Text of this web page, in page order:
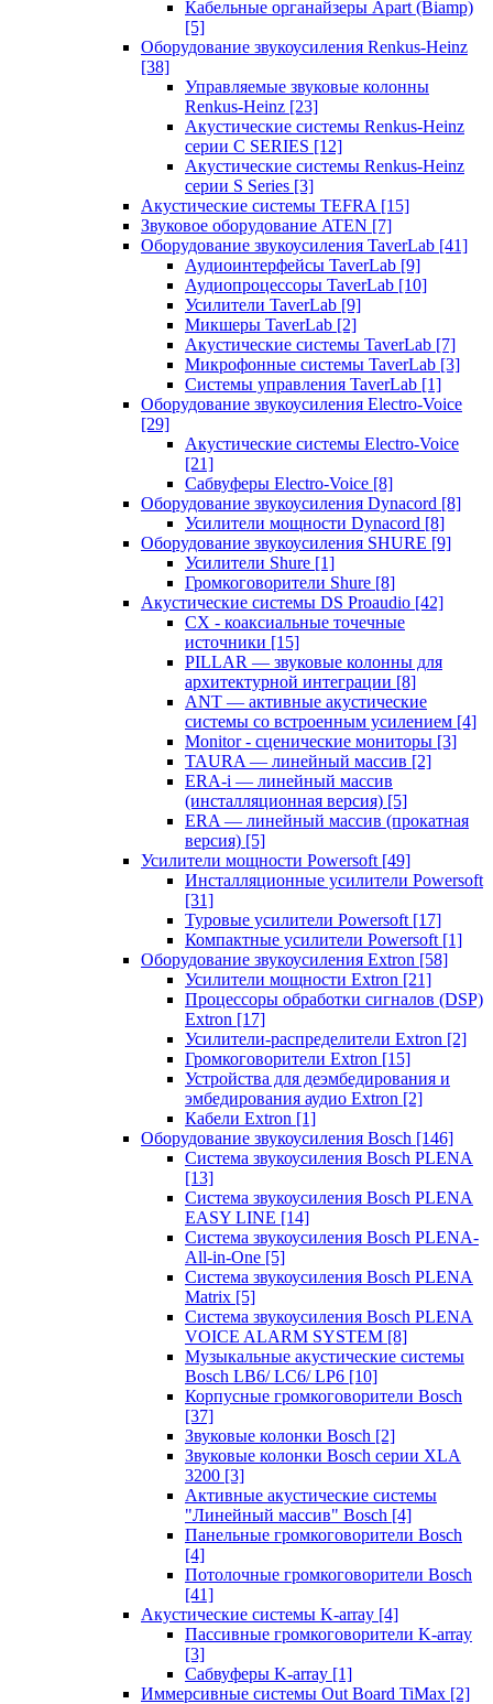
Кабельные органайзеры Apart (Biamp)
[5]
Оборудование звукоусиления Renkus-Heinz
[38]
Управляемые звуковые колонны
Renkus-Heinz [23]
Акустические системы Renkus-Heinz
серии C SERIES [12]
Акустические системы Renkus-Heinz
серии S Series [3]
Акустические системы TEFRA [15]
Звуковое оборудование ATEN [7]
Оборудование звукоусиления TaverLab [41]
Аудиоинтерфейсы TaverLab [9]
Аудиопроцессоры TaverLab [10]
Усилители TaverLab [9]
Микшеры TaverLab [2]
Акустические системы TaverLab [7]
Микрофонные системы TaverLab [3]
Системы управления TaverLab [1]
Оборудование звукоусиления Electro-Voice
[29]
Акустические системы Electro-Voice
[21]
Сабвуферы Electro-Voice [8]
Оборудование звукоусиления Dynacord [8]
Усилители мощности Dynacord [8]
Оборудование звукоусиления SHURE [9]
Усилители Shure [1]
Громкоговорители Shure [8]
Акустические системы DS Proaudio [42]
CX - коаксиальные точечные
источники [15]
PILLAR — звуковые колонны для
архитектурной интеграции [8]
ANT — активные акустические
системы со встроенным усилением [4]
Monitor - сценические мониторы [3]
TAURA — линейный массив [2]
ERA-i — линейный массив
(инсталляционная версия) [5]
ERA — линейный массив (прокатная
версия) [5]
Усилители мощности Powersoft [49]
Инсталляционные усилители Powersoft
[31]
Туровые усилители Powersoft [17]
Компактные усилители Powersoft [1]
Оборудование звукоусиления Extron [58]
Усилители мощности Extron [21]
Процессоры обработки сигналов (DSP)
Extron [17]
Усилители-распределители Extron [2]
Громкоговорители Extron [15]
Устройства для деэмбедирования и
эмбедирования аудио Extron [2]
Кабели Extron [1]
Оборудование звукоусиления Bosch [146]
Система звукоусиления Bosch PLENA
[13]
Система звукоусиления Bosch PLENA
EASY LINE [14]
Система звукоусиления Bosch PLENA-
All-in-One [5]
Система звукоусиления Bosch PLENA
Matrix [5]
Система звукоусиления Bosch PLENA
VOICE ALARM SYSTEM [8]
Музыкальные акустические системы
Bosch LB6/ LC6/ LP6 [10]
Корпусные громкоговорители Bosch
[37]
Звуковые колонки Bosch [2]
Звуковые колонки Bosch серии XLA
3200 [3]
Активные акустические системы
"Линейный массив" Bosch [4]
Панельные громкоговорители Bosch
[4]
Потолочные громкоговорители Bosch
[41]
Акустические системы K-array [4]
Пассивные громкоговорители K-array
[3]
Сабвуферы K-array [1]
Иммерсивные системы Out Board TiMax [2]